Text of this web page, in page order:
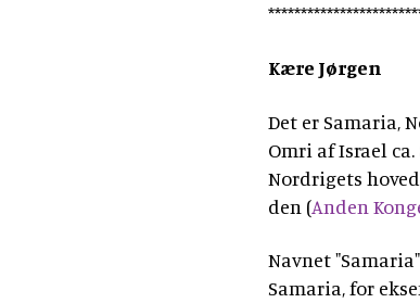
Kære Jørgen
Det er Samaria,
Omri af Israel ca.
Nordrigets
den (Anden
Navnet
Samaria, for